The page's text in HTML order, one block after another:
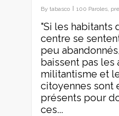
By tabasco 100 Paroles
"Si les habitants
centre se
peu
baissent pas les
militantisme et
citoyennes sont
présents pour
ces...